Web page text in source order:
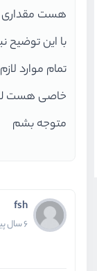
هست مقداری
با این توضیح
تمام موارد
خاصی هست
متوجه بشم
fsh
6 سال پیش